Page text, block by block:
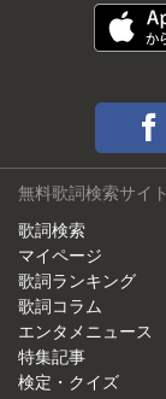
無料歌詞検索サイ
歌詞検索
マイページ
歌詞ランキング
歌詞コラム
エンタメニュース
特集記事
検定・クイズ